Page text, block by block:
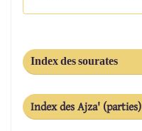
Index des sourates
Index des Ajza' (parties)